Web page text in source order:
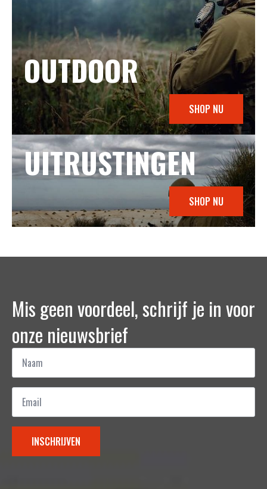
OUTDOOR
SHOP NU
UITRUSTINGEN
SHOP NU
Mis geen voordeel, schrijf je in voor
onze nieuwsbrief
Naam
Email
INSCHRIJVEN